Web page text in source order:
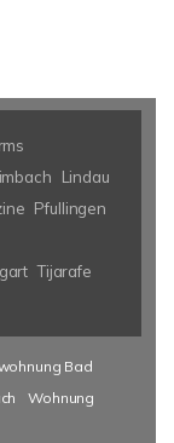
Lindau
Pfullingen
Tijarafe
Bad
Wohnung